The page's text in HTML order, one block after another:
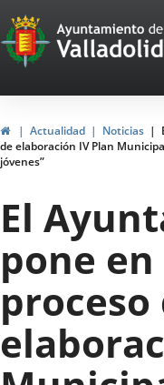
Portal
Web
del
de
Valladolid
HomeActualidad Noticias
de elaboración IV Plan
jóvenes”
El
pone
proceso